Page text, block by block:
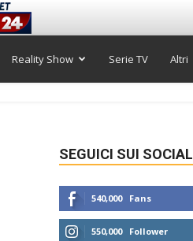
Reality Show Serie TV Altri
SEGUICI SUI SOCIAL
540,000 Fans
550,000 Follower